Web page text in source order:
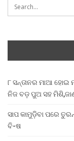
୮ ସନ୍ତାନର ମାଆ ହୋଇ
ନିଜ ବଡ଼ ପୁଅ ସହ
ସାପ କାମୁଡ଼ିବା ପରେ
ବି-ଷ